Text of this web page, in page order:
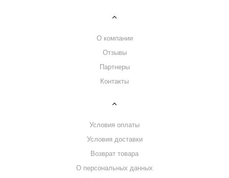
О компании
Отзывы
Партнеры
Контакты
Условия оплаты
Условия доставки
Возврат товара
О персональных данных